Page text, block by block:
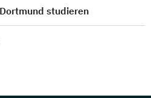
studieren